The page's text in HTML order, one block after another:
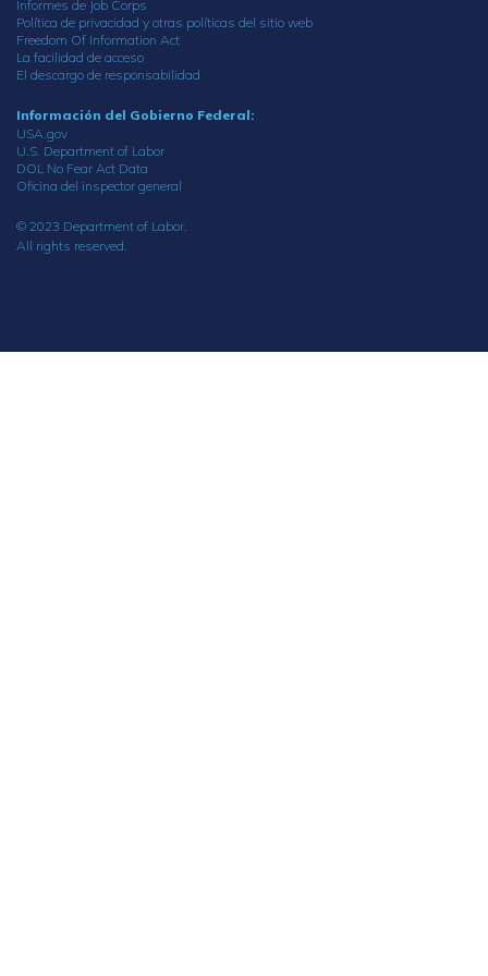
Informes de Job Corps
Política de privacidad y otras políticas del sitio web
Freedom Of Information Act
La facilidad de acceso
El descargo de responsabilidad
Información del Gobierno Federal:
USA.gov
U.S. Department of Labor
DOL No Fear Act Data
Oficina del inspector general
© 2023 Department of Labor.
All rights reserved.